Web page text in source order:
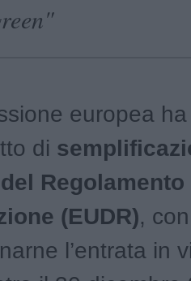
europea
di
Regolamento
(EUDR),
l’entrata in